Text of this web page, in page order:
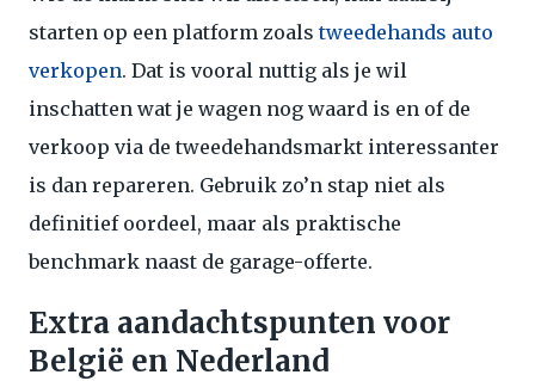
starten op een platform zoalstweedehands auto
verkopen. Dat is vooral nuttig als je wil
inschatten wat je wagen nog waard is en of de
verkoop via de tweedehandsmarkt interessanter
is dan repareren. Gebruik zo’n stap niet als
definitief oordeel, maar als praktische
benchmark naast de garage-offerte.
Extra aandachtspunten voor
België en Nederland